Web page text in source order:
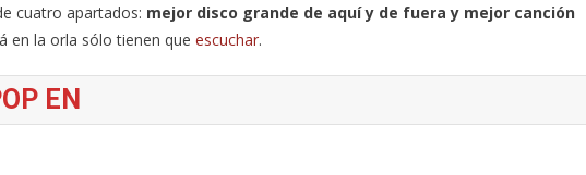
cuatro apartados: mejor disco grande de aquí y de fuera y mejor canción
en la orla sólo tienen que escuchar.
EN